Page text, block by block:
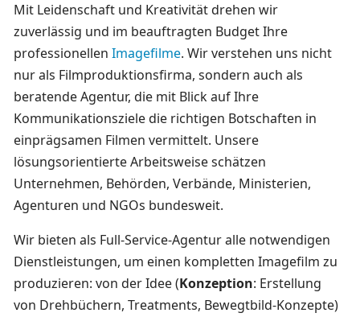
Mit Leidenschaft und Kreativität drehen wir
zuverlässig und im beauftragten Budget Ihre
professionellen Imagefilme. Wir verstehen uns nicht
nur als Filmproduktionsfirma, sondern auch als
beratende Agentur, die mit Blick auf Ihre
Kommunikationsziele die richtigen Botschaften in
einprägsamen Filmen vermittelt. Unsere
lösungsorientierte Arbeitsweise schätzen
Unternehmen, Behörden, Verbände, Ministerien,
Agenturen und NGOs bundesweit.
Wir bieten als Full-Service-Agentur alle notwendigen
Dienstleistungen, um einen kompletten Imagefilm zu
produzieren: von der Idee (Konzeption: Erstellung
von Drehbüchern, Treatments, Bewegtbild-Konzepte)